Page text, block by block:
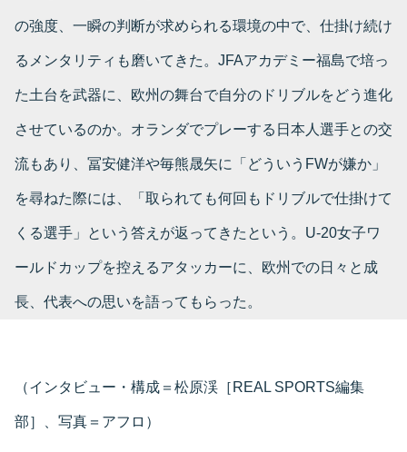
の強度、一瞬の判断が求められる環境の中で、仕掛け続け
るメンタリティも磨いてきた。JFAアカデミー福島で培っ
た土台を武器に、欧州の舞台で自分のドリブルをどう進化
させているのか。オランダでプレーする日本人選手との交
流もあり、冨安健洋や毎熊晟矢に「どういうFWが嫌か」
を尋ねた際には、「取られても何回もドリブルで仕掛けて
くる選手」という答えが返ってきたという。U-20女子ワ
ールドカップを控えるアタッカーに、欧州での日々と成
長、代表への思いを語ってもらった。
（インタビュー・構成＝松原渓［REAL SPORTS編集
部］、写真＝アフロ）